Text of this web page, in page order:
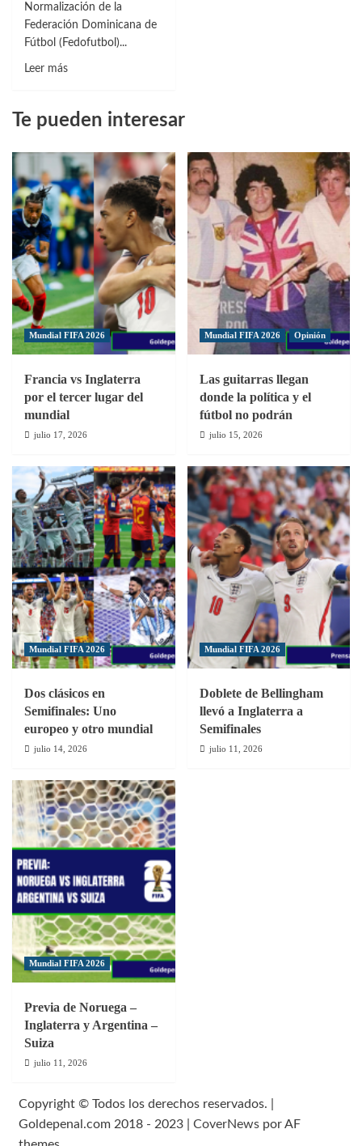
Normalización de la
Federación Dominicana de
Fútbol (Fedofutbol)...
Leer másLeer
Jorge
Bauger
nuevo
director
de
desarrollo
de
la
FEDOFÚTBOL
Te pueden interesar
Mundial FIFA 2026
Francia vs Inglaterra
por el tercer lugar del
mundial
julio 17, 2026
Mundial FIFA 2026 Opinión
Las guitarras llegan
donde la política y el
fútbol no podrán
julio 15, 2026
Mundial FIFA 2026
Dos clásicos en
Semifinales: Uno
europeo y otro mundial
julio 14, 2026
Mundial FIFA 2026
Doblete de Bellingham
llevó a Inglaterra a
Semifinales
julio 11, 2026
Mundial FIFA 2026
Previa de Noruega –
Inglaterra y Argentina –
Suiza
julio 11, 2026
Copyright © Todos los derechos reservados. |
Goldepenal.com 2018 - 2023
CoverNewspor AF